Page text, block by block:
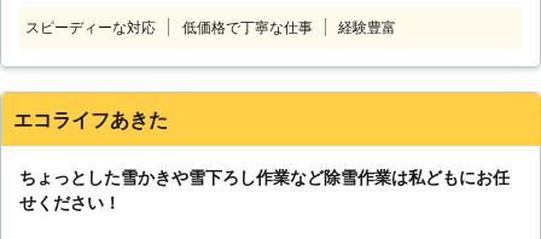
ますよ。 また、当社では雪への対処
だけでなく、雪への対策も提案してい
ます。雪が降る前に屋根の補強修理を
したり、駐車場やエントランスに屋根
事前の備えも、株式会社Rグループに
ぜひお任せ下さい。
えで、仕事しております。 施行前に
必要に応じて、現地にすぐにお伺い致
スピーディーな対応 低価格で丁寧な仕事 経験豊富
エコライフあきた
ちょっとした雪かきや雪下ろし作業など除雪作業は私どもにお任
せください！